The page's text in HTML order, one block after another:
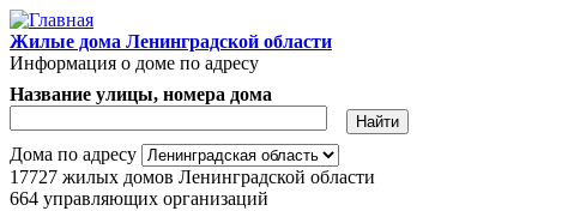
Перейти к основному содержанию
Жилые дома Ленинградской области
Информация о доме по адресу
Название улицы, номера дома
Дома по адресу
17727 жилых домов Ленинградской области
664 управляющих организаций